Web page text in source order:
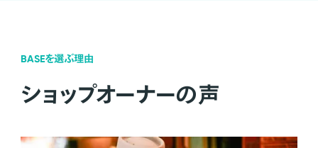
BASEを選ぶ理由
ショップオーナーの声